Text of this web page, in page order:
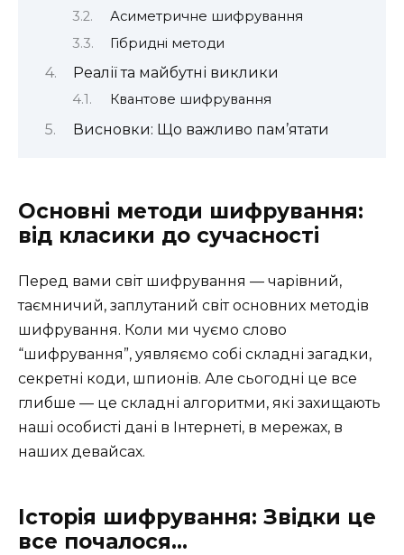
Асиметричне шифрування
Гібридні методи
Реалії та майбутні виклики
Квантове шифрування
Висновки: Що важливо пам’ятати
Основні методи шифрування:
від класики до сучасності
Перед вами світ шифрування — чарівний,
таємничий, заплутаний світ основних методів
шифрування. Коли ми чуємо слово
“шифрування”, уявляємо собі складні загадки,
секретні коди, шпионів. Але сьогодні це все
глибше — це складні алгоритми, які захищають
наші особисті дані в Інтернеті, в мережах, в
наших девайсах.
Історія шифрування: Звідки це
все почалося…